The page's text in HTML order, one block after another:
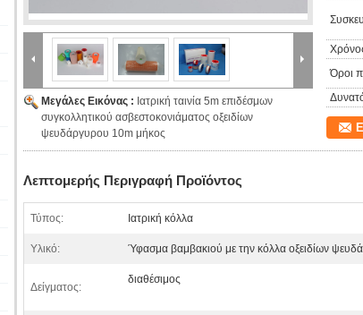
Μεγάλες Εικόνας : Ιατρική ταινία 5m επιδέσμων
συγκολλητικού ασβεστοκονιάματος οξειδίων
ψευδάργυρου 10m μήκος
Όροι
Λεπτομερής Περιγραφή Προϊόντος
Τύπος: Ιατρική κόλλα
Υλικό: Ύφασμα βαμβακιού με την κόλλα οξειδίων
Δείγματος:
διαθέσιμος